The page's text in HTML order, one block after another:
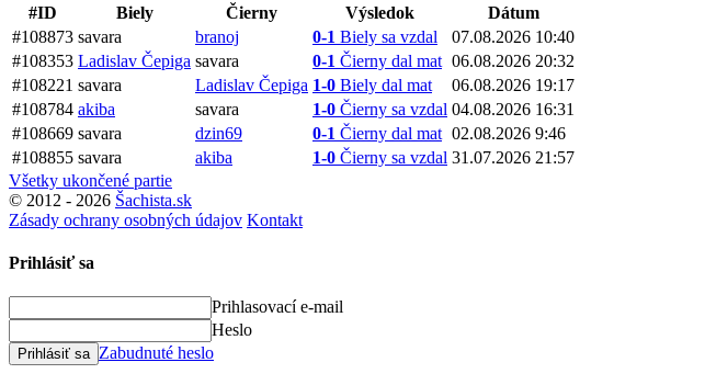
#ID Biely Čierny Výsledok
Dátum
#108873 savara branoj 0-1 Biely sa vzdal 07.08.2026 10:40
#108353 Ladislav Čepiga savara 0-1 Čierny dal mat 06.08.2026 20:32
#108221 savara Ladislav Čepiga 1-0 Biely dal mat 06.08.2026 19:17
#108784 akiba savara 1-0 Čierny sa vzdal 04.08.2026 16:31
#108669 savara dzin69 0-1 Čierny dal mat 02.08.2026 9:46
#108855 savara akiba 1-0 Čierny sa vzdal 31.07.2026 21:57
Všetky ukončené partie
© 2012 - 2026 Šachista.sk
Zásady ochrany osobných údajov Kontakt
Prihlásiť sa
Prihlasovací e-mail
Heslo
Prihlásiť sa Zabudnuté heslo